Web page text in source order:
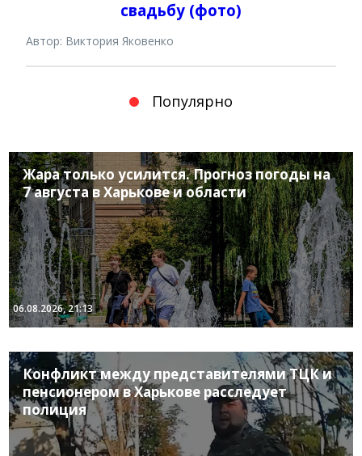
свадьбу (фото)
Автор: Виктория Яковенко
Популярно
Жара только усилится. Прогноз погоды на
7 августа в Харькове и области
06.08.2026, 21:13
Конфликт между представителями ТЦК и
пенсионером в Харькове расследует
полиция